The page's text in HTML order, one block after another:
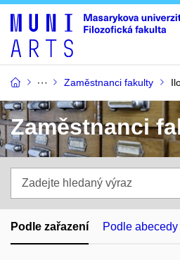
Zaměstnanci fakulty
Zaměstnanci
hledaný
výraz
Podle zařazení Podle abecedy